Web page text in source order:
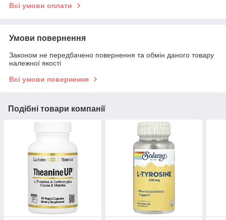
Всі умови оплати
Умови повернення
Законом не передбачено повернення та обмін даного товару
належної якості
Всі умови повернення
Подібні товари компанії